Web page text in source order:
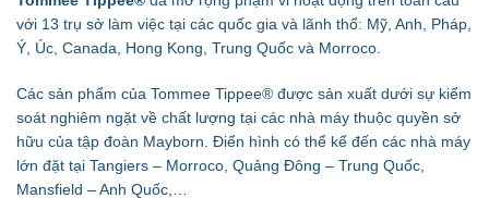
với 13 trụ sở làm việc tại các quốc gia và lãnh thổ: Mỹ, Anh, Pháp,
Ý, Úc, Canada, Hong Kong, Trung Quốc và Morroco.
Các sản phẩm của Tommee Tippee® được sản xuất dưới sự kiểm
soát nghiêm ngặt về chất lượng tại các nhà máy thuộc quyền sở
hữu của tập đoàn Mayborn. Điển hình có thể kể đến các nhà máy
lớn đặt tại Tangiers – Morroco, Quảng Đông – Trung Quốc,
Mansfield – Anh Quốc,…